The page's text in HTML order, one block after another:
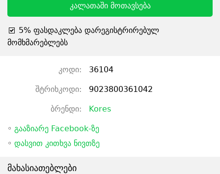
კალათაში მოთავსება
5% ფასდაკლება დარეგისტრირებულ
მომხმარებლებს
კოდი: 36104
შტრიხკოდი: 9023800361042
ბრენდი: Kores
◦ გააზიარე Facebook-ზე
◦ დასვით კითხვა ნივთზე
მახასიათებლები